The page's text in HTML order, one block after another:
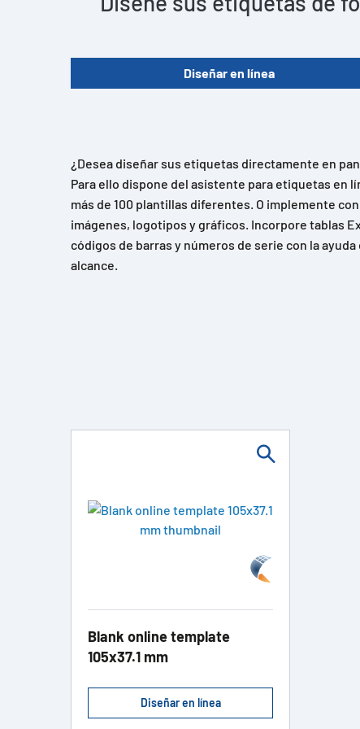
Diseñar en línea
¿Desea diseñar sus etiquetas directamente en
Para ello dispone del asistente para etiquetas en
más de 100 plantillas diferentes. O implemente
imágenes, logotipos y gráficos. Incorpore tablas
códigos de barras y números de serie con la
alcance.
Blank online template
105x37.1 mm
Diseñar en línea